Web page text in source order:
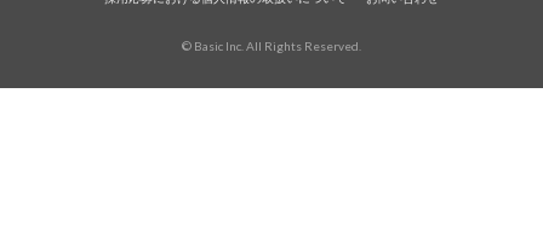
© Basic Inc. All Rights Reserved.